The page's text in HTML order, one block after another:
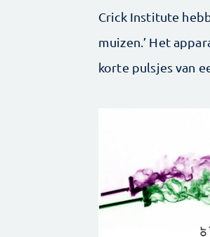
Crick Institute
muizen.’ Het
korte pulsjes van